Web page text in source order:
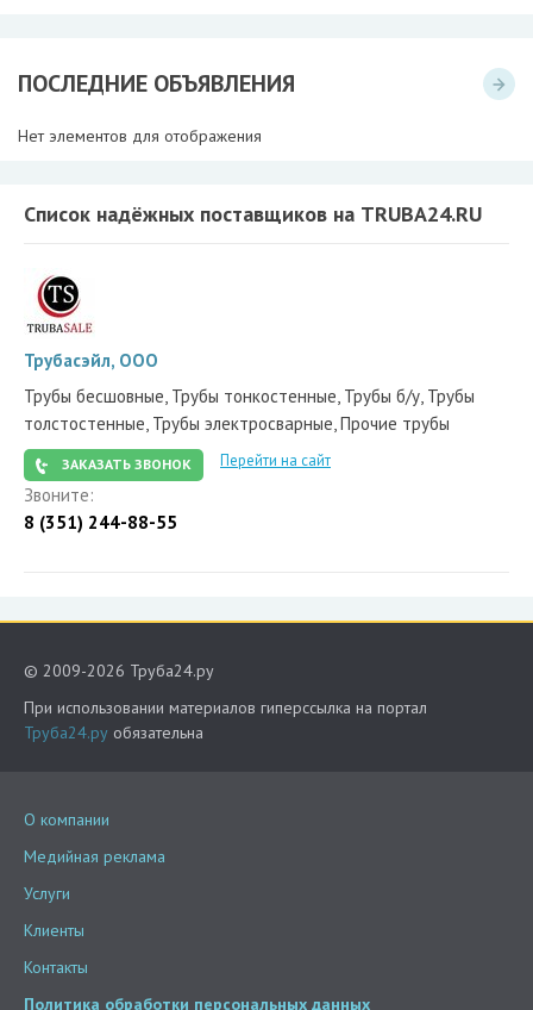
ПОСЛЕДНИЕ ОБЪЯВЛЕНИЯ
Нет элементов для отображения
Список надёжных поставщиков на TRUBA24.RU
Трубасэйл, ООО
Трубы бесшовные, Трубы тонкостенные, Трубы б/у, Трубы
толстостенные, Трубы электросварные, Прочие трубы
ЗАКАЗАТЬ ЗВОНОК Перейти на сайт
Звоните:
8 (351) 244-88-55
© 2009-2026 Труба24.ру
При использовании материалов гиперссылка на портал
Труба24.ру обязательна
О компании
Медийная реклама
Услуги
Клиенты
Контакты
Политика обработки персональных данных